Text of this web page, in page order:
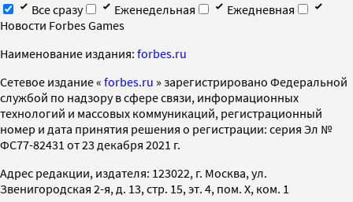
Все сразу
Еженедельная
Ежедневная
Новости Forbes Games
Наименование издания: forbes.ru
Cетевое издание « forbes.ru » зарегистрировано Федеральной
службой по надзору в сфере связи, информационных
технологий и массовых коммуникаций, регистрационный
номер и дата принятия решения о регистрации: серия Эл №
ФС77-82431 от 23 декабря 2021 г.
Адрес редакции, издателя: 123022, г. Москва, ул.
Звенигородская 2-я, д. 13, стр. 15, эт. 4, пом. X, ком. 1